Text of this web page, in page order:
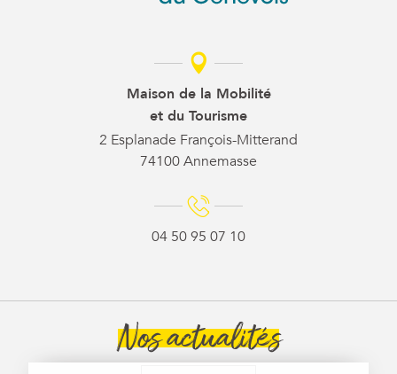
Maison de la Mobilité
et du Tourisme
2 Esplanade François-Mitterand
74100 Annemasse
04 50 95 07 10
Nos actualités